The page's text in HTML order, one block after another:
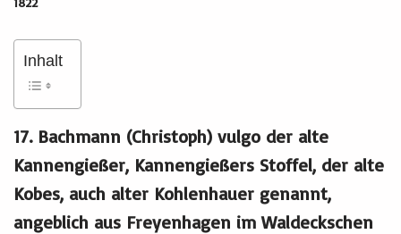
Inhalt
17. Bachmann (Christoph) vulgo der alte
Kannengießer, Kannengießers Stoffel, der alte
Kobes, auch alter Kohlenhauer genannt,
angeblich aus Freyenhagen im Waldeckschen